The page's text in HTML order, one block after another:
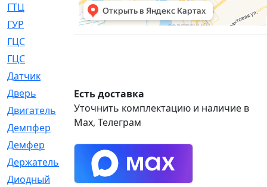
ГТЦ
[96]
ГУР
[34]
ГЦC
ГЦС
Датчик
Дверь
[249]
Двигатель
[64]
Демпфер
[2]
Демфер
[1]
Держатель
[5]
Диодный
[3]
Есть доставка
Уточнить комплектацию и наличие в
Max, Телеграм